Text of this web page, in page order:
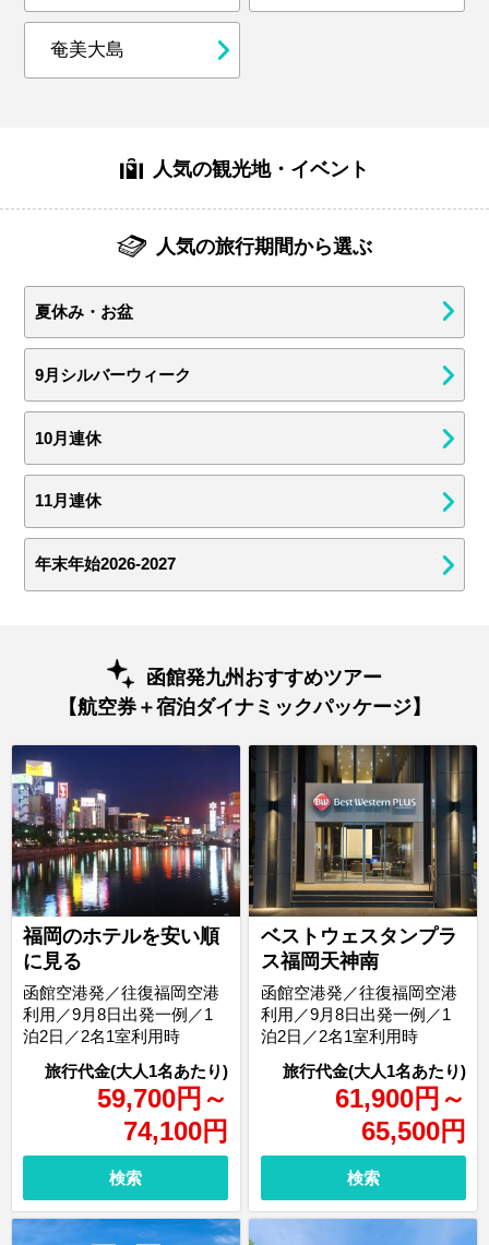
奄美大島
人気の観光地・イベント
人気の旅行期間から選ぶ
夏休み・お盆
9月シルバーウィーク
10月連休
11月連休
年末年始2026-2027
函館発九州おすすめツアー
【航空券＋宿泊ダイナミックパッケージ】
福岡のホテルを安い順
に見る
59,700円 ～
74,100円
函館空港発／往復福岡空港
利用／9月8日出発一例／1
泊2日／2名1室利用時
検索
ベストウェスタンプラ
ス福岡天神南
61,900円 ～
65,500円
函館空港発／往復福岡空港
利用／9月8日出発一例／1
泊2日／2名1室利用時
検索